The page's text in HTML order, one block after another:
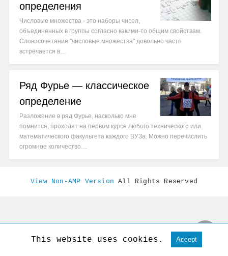
определения
Числовые множества - это наборы чисел,
объединенных в группы согласно какими-то общим свойствам.
Словосочетание "числовые множества" довольно часто
встречается в…
Ряд Фурье — классическое
определение
Разложение в ряд Фурье, насколько мне
помнится, проходят на первом курсе любого технического или
математического факультета каждого ВУЗа. Можно перечислить
огромное количество…
View Non-AMP Version All Rights Reserved
This website uses cookies. Accept